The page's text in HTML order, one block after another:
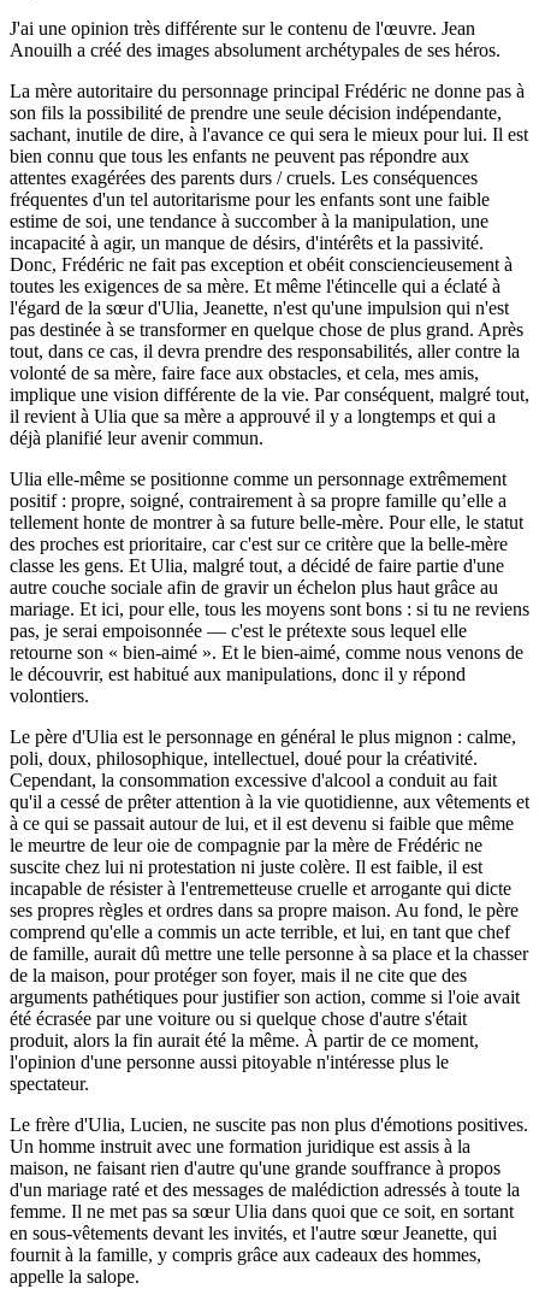
J'ai une opinion très différente sur le contenu de l'œuvre. Jean
Anouilh a créé des images absolument archétypales de ses héros.
La mère autoritaire du personnage principal Frédéric ne donne pas à
son fils la possibilité de prendre une seule décision indépendante,
sachant, inutile de dire, à l'avance ce qui sera le mieux pour lui. Il est
bien connu que tous les enfants ne peuvent pas répondre aux
attentes exagérées des parents durs / cruels. Les conséquences
fréquentes d'un tel autoritarisme pour les enfants sont une faible
estime de soi, une tendance à succomber à la manipulation, une
incapacité à agir, un manque de désirs, d'intérêts et la passivité.
Donc, Frédéric ne fait pas exception et obéit consciencieusement à
toutes les exigences de sa mère. Et même l'étincelle qui a éclaté à
l'égard de la sœur d'Ulia, Jeanette, n'est qu'une impulsion qui n'est
pas destinée à se transformer en quelque chose de plus grand. Après
tout, dans ce cas, il devra prendre des responsabilités, aller contre la
volonté de sa mère, faire face aux obstacles, et cela, mes amis,
implique une vision différente de la vie. Par conséquent, malgré tout,
il revient à Ulia que sa mère a approuvé il y a longtemps et qui a
déjà planifié leur avenir commun.
Ulia elle-même se positionne comme un personnage extrêmement
positif : propre, soigné, contrairement à sa propre famille qu’elle a
tellement honte de montrer à sa future belle-mère. Pour elle, le statut
des proches est prioritaire, car c'est sur ce critère que la belle-mère
classe les gens. Et Ulia, malgré tout, a décidé de faire partie d'une
autre couche sociale afin de gravir un échelon plus haut grâce au
mariage. Et ici, pour elle, tous les moyens sont bons : si tu ne reviens
pas, je serai empoisonnée — c'est le prétexte sous lequel elle
retourne son « bien-aimé ». Et le bien-aimé, comme nous venons de
le découvrir, est habitué aux manipulations, donc il y répond
volontiers.
Le père d'Ulia est le personnage en général le plus mignon : calme,
poli, doux, philosophique, intellectuel, doué pour la créativité.
Cependant, la consommation excessive d'alcool a conduit au fait
qu'il a cessé de prêter attention à la vie quotidienne, aux vêtements et
à ce qui se passait autour de lui, et il est devenu si faible que même
le meurtre de leur oie de compagnie par la mère de Frédéric ne
suscite chez lui ni protestation ni juste colère. Il est faible, il est
incapable de résister à l'entremetteuse cruelle et arrogante qui dicte
ses propres règles et ordres dans sa propre maison. Au fond, le père
comprend qu'elle a commis un acte terrible, et lui, en tant que chef
de famille, aurait dû mettre une telle personne à sa place et la chasser
de la maison, pour protéger son foyer, mais il ne cite que des
arguments pathétiques pour justifier son action, comme si l'oie avait
été écrasée par une voiture ou si quelque chose d'autre s'était
produit, alors la fin aurait été la même. À partir de ce moment,
l'opinion d'une personne aussi pitoyable n'intéresse plus le
spectateur.
Le frère d'Ulia, Lucien, ne suscite pas non plus d'émotions positives.
Un homme instruit avec une formation juridique est assis à la
maison, ne faisant rien d'autre qu'une grande souffrance à propos
d'un mariage raté et des messages de malédiction adressés à toute la
femme. Il ne met pas sa sœur Ulia dans quoi que ce soit, en sortant
en sous-vêtements devant les invités, et l'autre sœur Jeanette, qui
fournit à la famille, y compris grâce aux cadeaux des hommes,
appelle la salope.